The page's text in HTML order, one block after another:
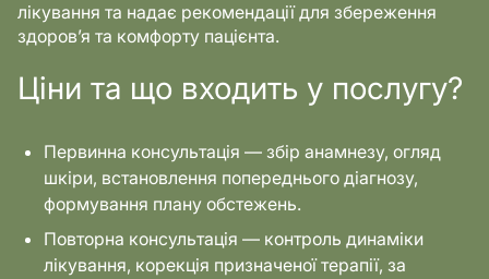
лікування та надає рекомендації для збереження
здоров’я та комфорту пацієнта.
Ціни та що входить у послугу?
Первинна консультація — збір анамнезу, огляд
шкіри, встановлення попереднього діагнозу,
формування плану обстежень.
Повторна консультація — контроль динаміки
лікування, корекція призначеної терапії, за